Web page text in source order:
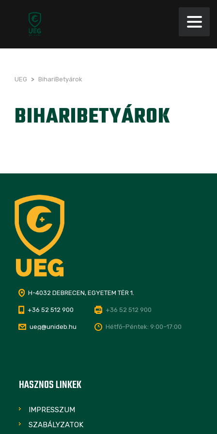
UEG > BihariBetyárok
BIHARIBETYÁROK
H-4032 DEBRECEN, EGYETEM TÉR 1.
+36 52 512 900 +36 52 512 900
ueg@unideb.hu Hétfő–Péntek: 9:00–17:00
HASZNOS LINKEK
IMPRESSZUM
SZABÁLYZATOK